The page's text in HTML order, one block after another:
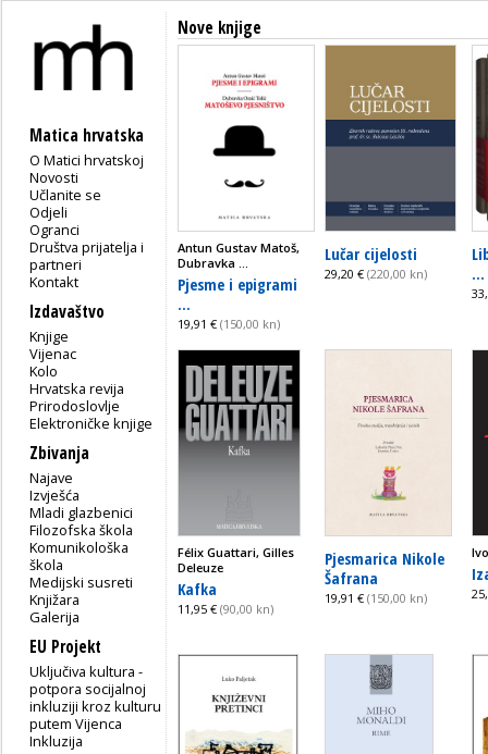
Matica hrvatska
O Matici hrvatskoj
Novosti
Učlanite se
Odjeli
Ogranci
Društva prijatelja i
partneri
Kontakt
Izdavaštvo
Knjige
Vijenac
Kolo
Hrvatska revija
Prirodoslovlje
Elektroničke knjige
Zbivanja
Najave
Izvješća
Mladi glazbenici
Filozofska škola
Komunikološka
škola
Medijski susreti
Knjižara
Galerija
EU Projekt
Uključiva kultura -
potpora socijalnoj
inkluziji kroz kulturu
putem Vijenca
Inkluzija
Nove knjige
Antun Gustav Matoš,
Dubravka ...
Pjesme i epigrami
...
19,91 € (150,00 kn)
Lučar cijelosti
29,20 € (220,00 kn)
...
Félix Guattari, Gilles
Deleuze
Kafka
11,95 € (90,00 kn)
Pjesmarica Nikole
Šafrana
19,91 € (150,00 kn)